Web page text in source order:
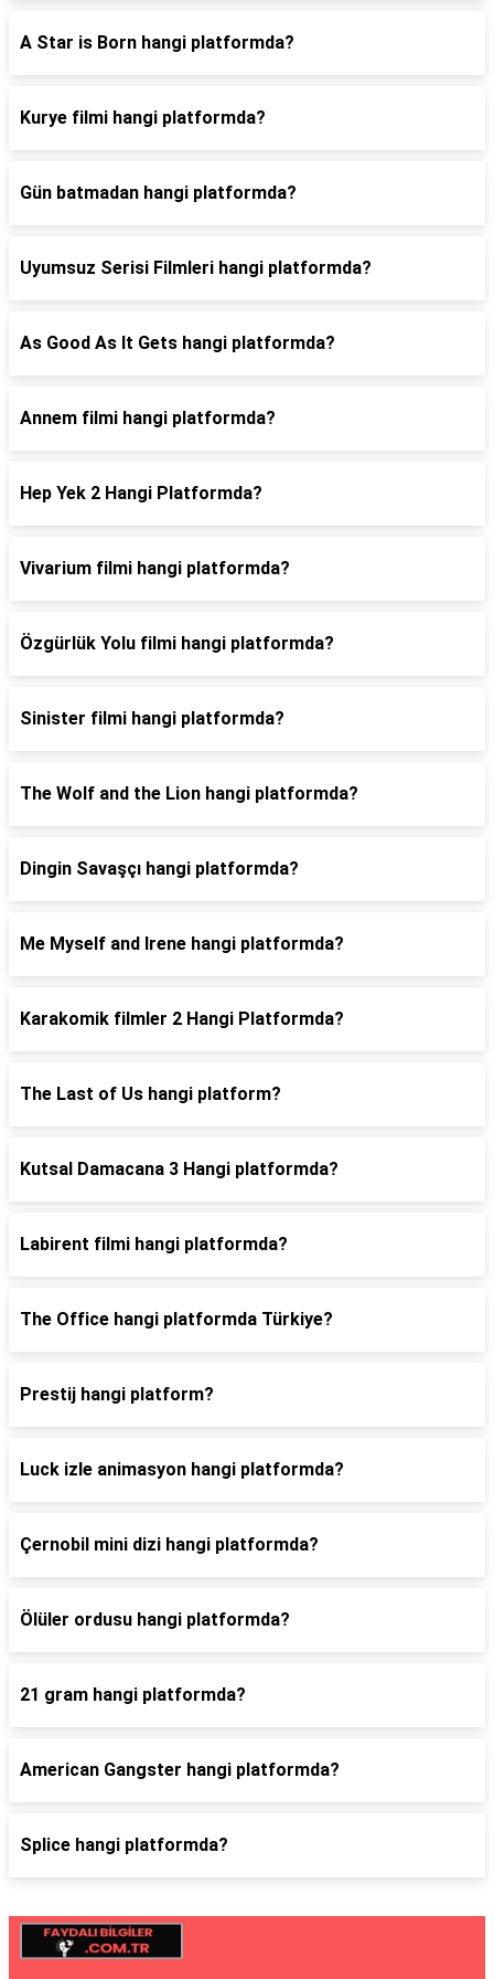
A Star is Born hangi platformda?
Kurye filmi hangi platformda?
Gün batmadan hangi platformda?
Uyumsuz Serisi Filmleri hangi platformda?
As Good As It Gets hangi platformda?
Annem filmi hangi platformda?
Hep Yek 2 Hangi Platformda?
Vivarium filmi hangi platformda?
Özgürlük Yolu filmi hangi platformda?
Sinister filmi hangi platformda?
The Wolf and the Lion hangi platformda?
Dingin Savaşçı hangi platformda?
Me Myself and Irene hangi platformda?
Karakomik filmler 2 Hangi Platformda?
The Last of Us hangi platform?
Kutsal Damacana 3 Hangi platformda?
Labirent filmi hangi platformda?
The Office hangi platformda Türkiye?
Prestij hangi platform?
Luck izle animasyon hangi platformda?
Çernobil mini dizi hangi platformda?
Ölüler ordusu hangi platformda?
21 gram hangi platformda?
American Gangster hangi platformda?
Splice hangi platformda?